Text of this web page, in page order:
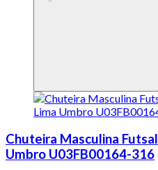
Chuteira Masculina
Umbro U03FB00164-316